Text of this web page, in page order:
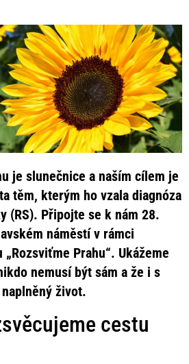
je slunečnice a naším cílem je
těm, kterým ho vzala diagnóza
(RS). Připojte se k nám 28.
náměstí v rámci
Prahu“. Ukážeme
nemusí být sám a že i s
život.
cestu